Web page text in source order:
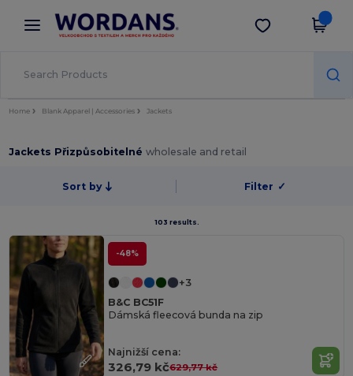
× Aplikace Wordans
Lepší ceny v aplikaci!
Stáhnout app
Home Blank Apparel | Accessories Jackets
Jackets Přizpůsobitelnéwholesale and retail
Sort by Filter ✓
103 results.
-48%
+3
B&C BC51F
Dámská fleecová bunda na zip
Najnižší cena:
326,79 kč629,77 kč